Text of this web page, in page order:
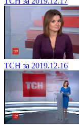
ТСН за 2019.12.16